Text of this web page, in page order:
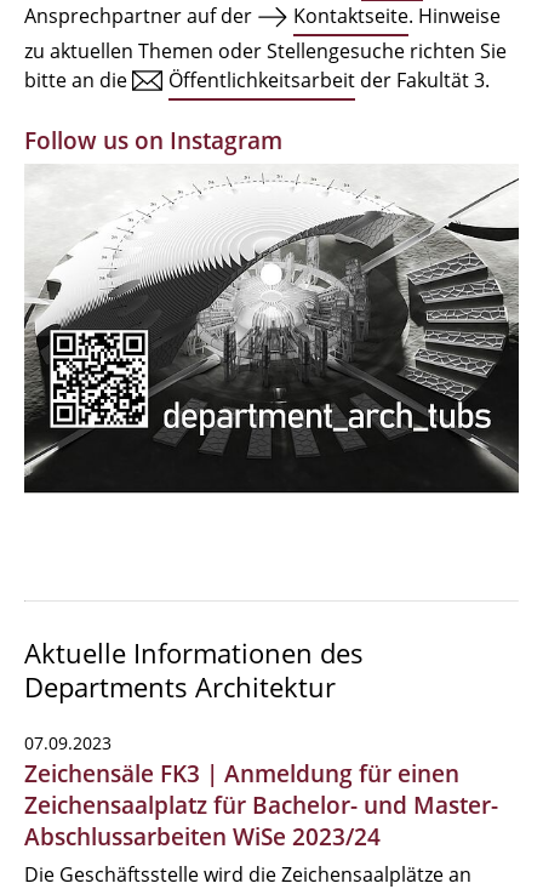
Einrichtungen
Zeichensäle
MBW | Modellbauwerkstatt
Alumni | cloud club
Dokumente und Downloads
Ansprechpartner auf der
Kontaktseite. Hinweise
zu aktuellen Themen oder Stellengesuche richten Sie
bitte an die
Öffentlichkeitsarbeit der Fakultät 3.
Follow us on Instagram
Aktuelle Informationen des
Departments Architektur
07.09.2023
Zeichensäle FK3 | Anmeldung für einen
Zeichensaalplatz für Bachelor- und Master-
Abschlussarbeiten WiSe 2023/24
Die Geschäftsstelle wird die Zeichensaalplätze an